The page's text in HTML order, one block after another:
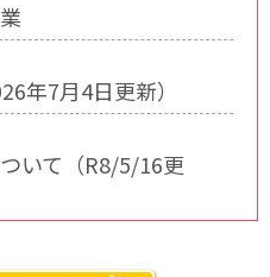
年7月4日更新）
いて（R8/5/16更